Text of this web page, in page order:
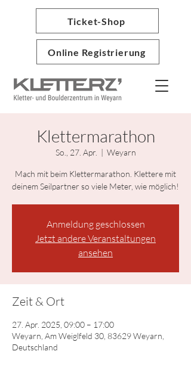
Ticket-Shop
Online Registrierung
Klettermarathon
So., 27. Apr.
  |
Weyarn
Mach mit beim Klettermarathon. Klettere mit
deinem Seilpartner so viele Meter, wie möglich!
Anmeldung geschlossen
Jetzt andere Veranstaltungen
ansehen
Zeit & Ort
27. Apr. 2025, 09:00 – 17:00
Weyarn, Am Weiglfeld 30, 83629 Weyarn,
Deutschland